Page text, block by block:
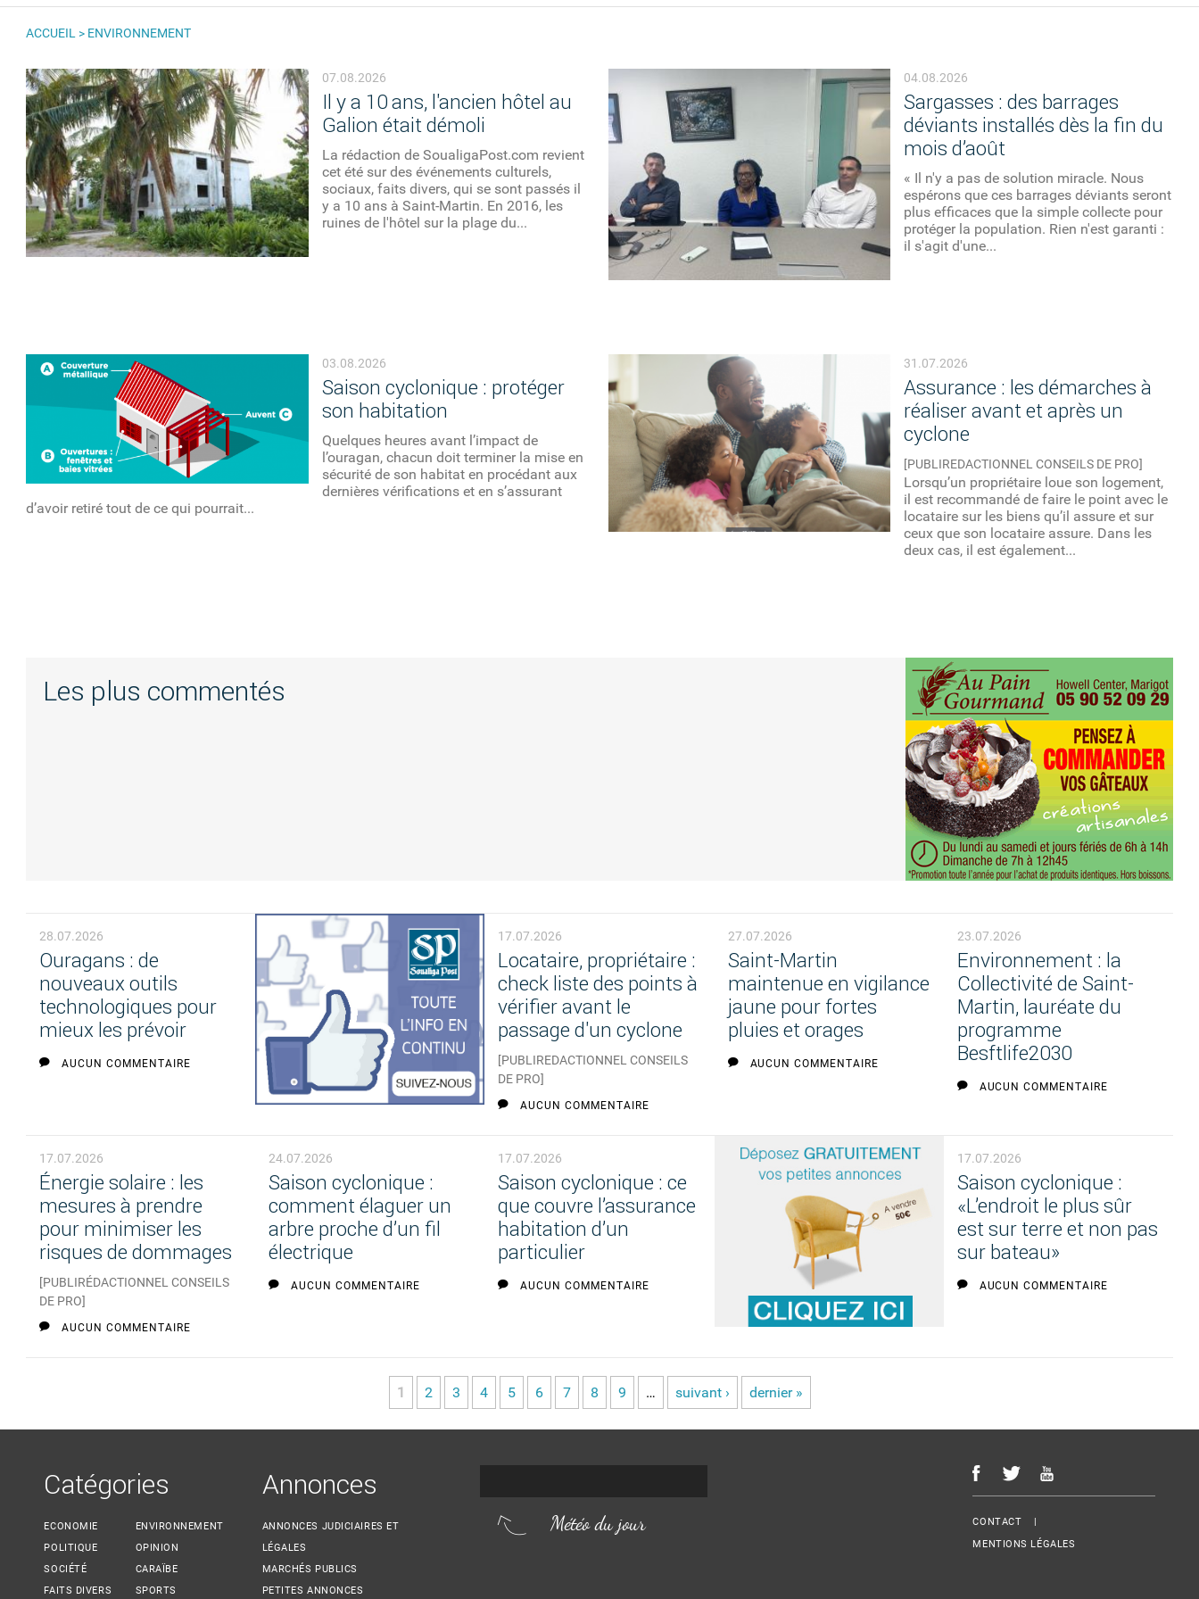
ACCUEIL > ENVIRONNEMENT
07.08.2026
Il y a 10 ans, l'ancien hôtel au
Galion était démoli
La rédaction de SoualigaPost.com revient
cet été sur des événements culturels,
sociaux, faits divers, qui se sont passés il
y a 10 ans à Saint-Martin. En 2016, les
ruines de l'hôtel sur la plage du...
04.08.2026
Sargasses : des barrages
déviants installés dès la fin du
mois d’août
« Il n'y a pas de solution miracle. Nous
espérons que ces barrages déviants seront
plus efficaces que la simple collecte pour
protéger la population. Rien n'est garanti :
il s'agit d'une...
03.08.2026
Saison cyclonique : protéger
son habitation
Quelques heures avant l’impact de
l’ouragan, chacun doit terminer la mise en
sécurité de son habitat en procédant aux
dernières vérifications et en s’assurant
d’avoir retiré tout de ce qui pourrait...
31.07.2026
Assurance : les démarches à
réaliser avant et après un
cyclone
[PUBLIREDACTIONNEL CONSEILS DE PRO]
Lorsqu’un propriétaire loue son logement,
il est recommandé de faire le point avec le
locataire sur les biens qu’il assure et sur
ceux que son locataire assure. Dans les
deux cas, il est également...
Les plus commentés
28.07.2026
Ouragans : de
nouveaux outils
technologiques pour
mieux les prévoir
AUCUN COMMENTAIRE
17.07.2026
Locataire, propriétaire :
check liste des points à
vérifier avant le
passage d'un cyclone
[PUBLIREDACTIONNEL CONSEILS
DE PRO]
AUCUN COMMENTAIRE
27.07.2026
Saint-Martin
maintenue en vigilance
jaune pour fortes
pluies et orages
AUCUN COMMENTAIRE
23.07.2026
Environnement : la
Collectivité de Saint-
Martin, lauréate du
programme
Besftlife2030
AUCUN COMMENTAIRE
17.07.2026
Énergie solaire : les
mesures à prendre
pour minimiser les
risques de dommages
[PUBLIRÉDACTIONNEL CONSEILS
DE PRO]
AUCUN COMMENTAIRE
24.07.2026
Saison cyclonique :
comment élaguer un
arbre proche d’un fil
électrique
AUCUN COMMENTAIRE
17.07.2026
Saison cyclonique : ce
que couvre l’assurance
habitation d’un
particulier
AUCUN COMMENTAIRE
17.07.2026
Saison cyclonique :
«L’endroit le plus sûr
est sur terre et non pas
sur bateau»
AUCUN COMMENTAIRE
1 2 3 4 5 6 7 8 9 … suivant › dernier »
Catégories
ECONOMIE
POLITIQUE
SOCIÉTÉ
FAITS DIVERS
ENVIRONNEMENT
OPINION
CARAÏBE
SPORTS
Annonces
ANNONCES JUDICIAIRES ET
LÉGALES
MARCHÉS PUBLICS
PETITES ANNONCES
Météo du jour Menu Footer
CONTACT
MENTIONS LÉGALES